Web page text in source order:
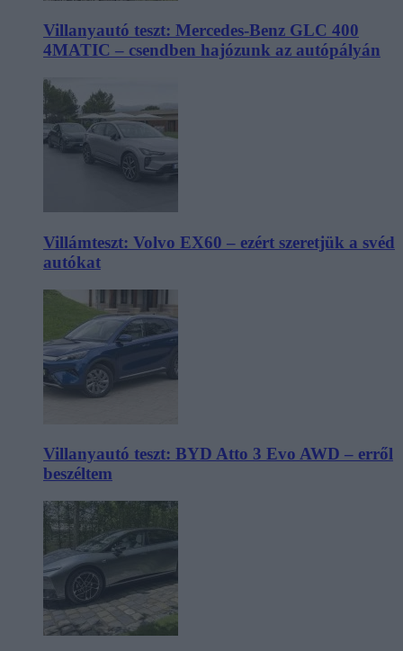
Villanyautó teszt: Mercedes-Benz GLC 400
4MATIC – csendben hajózunk az autópályán
Villámteszt: Volvo EX60 – ezért szeretjük a svéd
autókat
Villanyautó teszt: BYD Atto 3 Evo AWD – erről
beszéltem